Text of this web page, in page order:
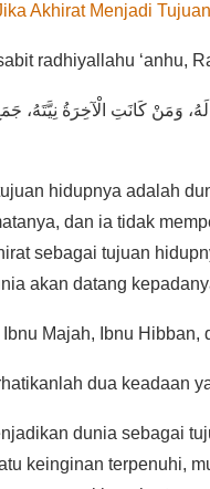
Akhirat Menjadi
وَمَنْ كَانَتِ الْآخِرَةُ نِيَّتَهُ،
hidupnya adalah
dan ia tidak
sebagai tujuan
akan datang
Majah, Ibnu
dua keadaan
dunia sebagai
keinginan terpenuhi,